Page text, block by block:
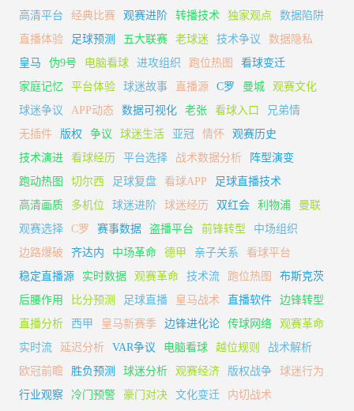
高清平台 经典比赛 观赛进阶 转播技术 独家观点
数据陷阱
直播体验
足球预测 五大联赛 老球迷 技术争议
数据隐私
皇马
伪9号 电脑看球 进攻组织 跑位热图
看球变迁
家庭记忆
平台体验 球迷故事 直播源 C罗 曼城
观赛文化
球迷争议
APP动态 数据可视化 老张 看球入口
兄弟情
无插件
版权 争议 球迷生活 亚冠 情怀
观赛历史
技术演进
看球经历 平台选择 战术数据分析
阵型演变
跑动热图
切尔西 足球复盘 看球APP
足球直播技术
高清画质
多机位 球迷进阶 球迷经历 双红会 利物浦
曼联
观赛选择
C罗 赛事数据 盗播平台 前锋转型
中场组织
边路爆破
齐达内 中场革命 德甲 亲子关系
看球平台
稳定直播源
实时数据 观赛革命 技术流 跑位热图
布斯克茨
后腰作用
比分预测 足球直播 皇马战术 直播软件
边锋转型
直播分析
西甲 皇马新赛季 边锋进化论 传球网络
观赛革命
实时流
延迟分析 VAR争议 电脑看球 越位规则
战术解析
欧冠前瞻
胜负预测 球迷分析 观赛经济 版权战争
球迷行为
行业观察
冷门预警 豪门对决 文化变迁
内切战术